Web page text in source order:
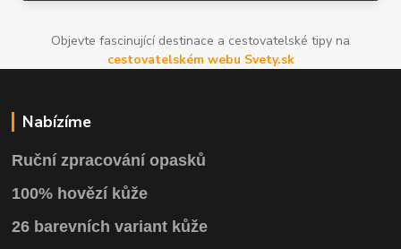
Objevte fascinující destinace a cestovatelské tipy na
cestovatelském webu Svety.sk
Nabízíme
Ruční zpracování opasků
100% hovězí kůže
26 barevních variant kůže